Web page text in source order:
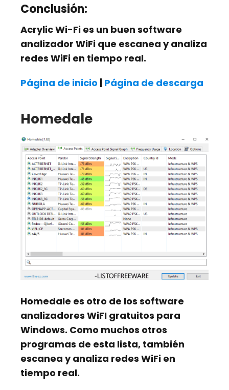
Conclusión:
Acrylic Wi-Fi es un buen software
analizador WiFi que escanea y analiza
redes WiFi en tiempo real.
Página de inicio | Página de descarga
Homedale
Homedale es otro de los software
analizadores WiFI gratuitos para
Windows. Como muchos otros
programas de esta lista, también
escanea y analiza redes WiFi en
tiempo real.